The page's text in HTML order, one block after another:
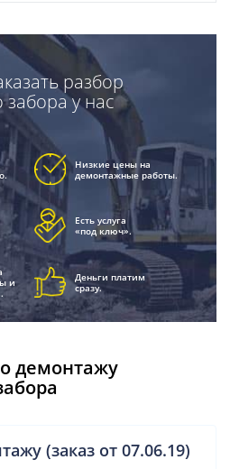
разбор
забора у нас
Низкие цены на
демонтажные работы.
Есть услуга
«под ключ».
и
Деньги платим
сразу.
демонтажу
(заказ от 07.06.19)